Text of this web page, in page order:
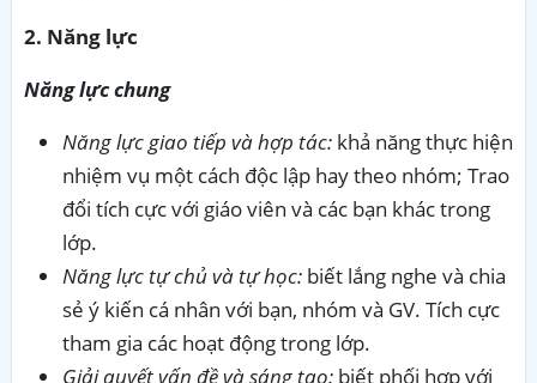
2. Năng lực
Năng lực chung
Năng lực giao tiếp và hợp tác: khả năng thực hiện
nhiệm vụ một cách độc lập hay theo nhóm; Trao
đổi tích cực với giáo viên và các bạn khác trong
lớp.
Năng lực tự chủ và tự học: biết lắng nghe và chia
sẻ ý kiến cá nhân với bạn, nhóm và GV. Tích cực
tham gia các hoạt động trong lớp.
Giải quyết vấn đề và sáng tạo: biết phối hợp với